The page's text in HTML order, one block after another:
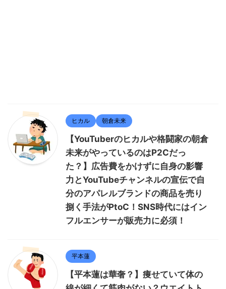
ヒカル 朝倉未来
【YouTuberのヒカルや格闘家の朝倉
未来がやっているのはP2Cだっ
た？】広告費をかけずに自身の影響
力とYouTubeチャンネルの宣伝で自
分のアパレルブランドの商品を売り
捌く手法がPtoC！SNS時代にはイン
フルエンサーが販売力に必須！
平本蓮
【平本蓮は華奢？】痩せていて体の